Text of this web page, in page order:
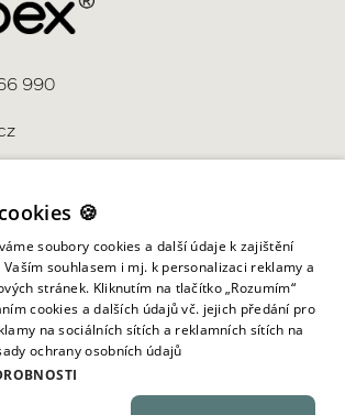
990
vyhrazena ©
🍪
soubory cookies a další údaje k zajištění
souhlasem i mj. k personalizaci reklamy a
stránek. Kliknutím na tlačítko „Rozumím“
cookies a dalších údajů vč. jejich předání pro
na sociálních sítích a reklamních sítích na
ochrany osobních údajů